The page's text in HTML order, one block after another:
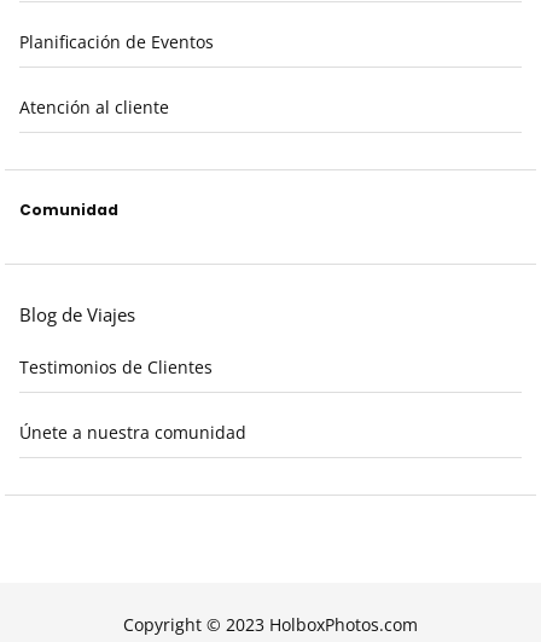
Planificación de Eventos
Atención al cliente
Comunidad
Blog de Viajes
Testimonios de Clientes
Únete a nuestra comunidad
Copyright © 2023 HolboxPhotos.com